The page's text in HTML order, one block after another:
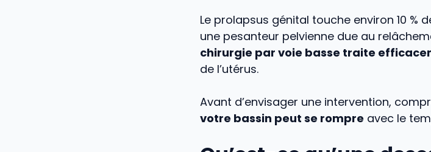
Le prolapsus génital touche environ 10 %
une pesanteur pelvienne due au
chirurgie par voie basse traite
de l’utérus.
Avant d’envisager une intervention,
votre bassin peut se rompre avec le